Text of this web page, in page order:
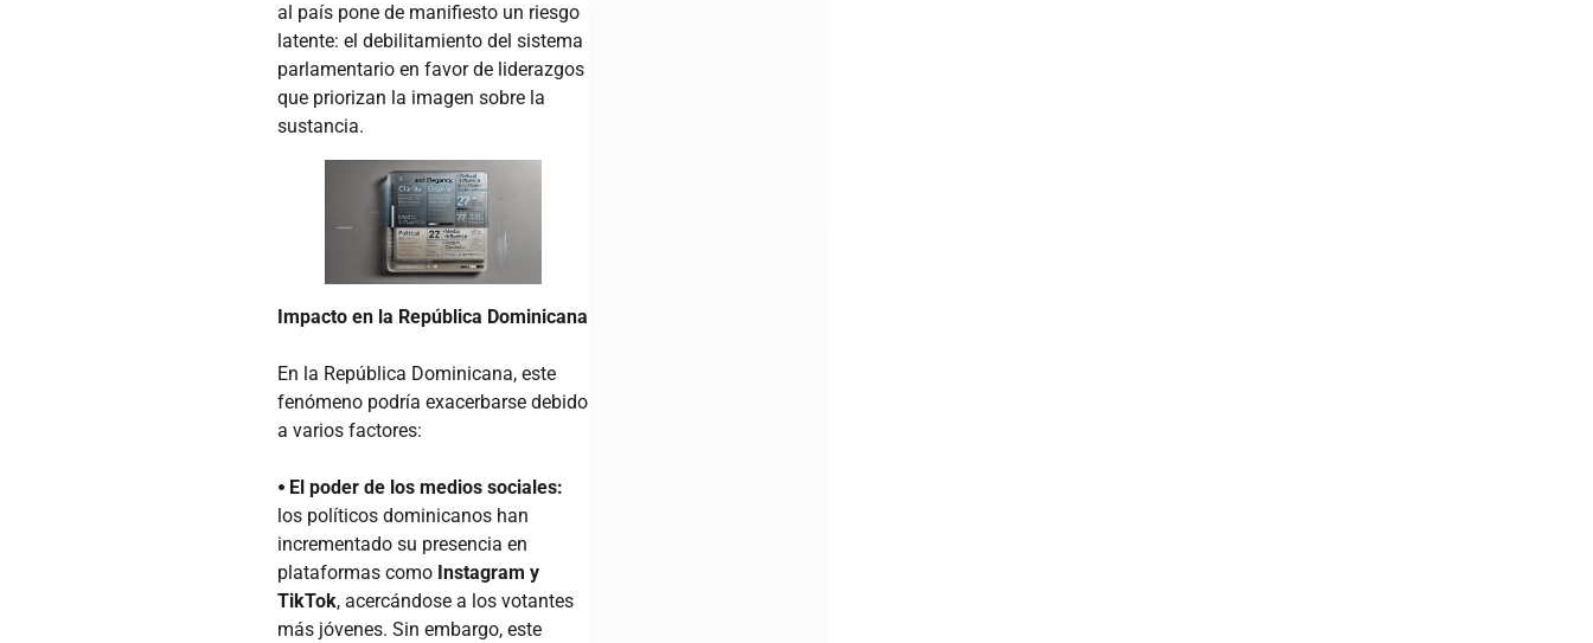
al país pone de manifiesto un riesgo
latente: el debilitamiento del sistema
parlamentario en favor de liderazgos
que priorizan la imagen sobre la
sustancia.
Impacto en la República Dominicana
En la República Dominicana, este
fenómeno podría exacerbarse debido
a varios factores:
⦁ El poder de los medios sociales:
los políticos dominicanos han
incrementado su presencia en
plataformas como Instagram y
TikTok, acercándose a los votantes
más jóvenes. Sin embargo, este